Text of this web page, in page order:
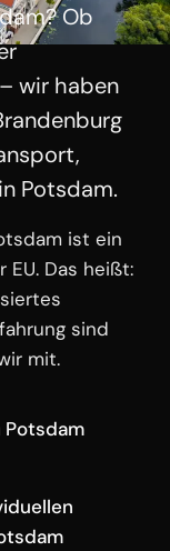
Ob
wir haben
Potsdam.
ist ein
EU. Das heißt:
sind
mit.
Potsdam